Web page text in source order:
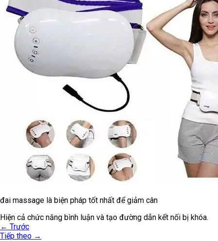
đai massage là biện pháp tốt nhất để giảm cân
Hiện cả chức năng bình luận và tạo đường dẫn kết nối bị khóa.
← Trước
Tiếp theo →